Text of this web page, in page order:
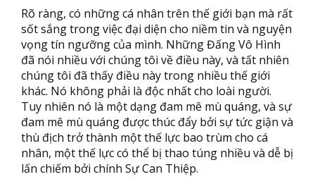
Rõ ràng, có những cá nhân trên thế giới bạn mà rất
sốt sắng trong việc đại diện cho niềm tin và nguyện
vọng tín ngưỡng của mình. Những Đấng Vô Hình
đã nói nhiều với chúng tôi về điều này, và tất nhiên
chúng tôi đã thấy điều này trong nhiều thế giới
khác. Nó không phải là độc nhất cho loài người.
Tuy nhiên nó là một dạng đam mê mù quáng, và sự
đam mê mù quáng được thúc đẩy bởi sự tức giận và
thù địch trở thành một thế lực bao trùm cho cá
nhân, một thế lực có thể bị thao túng nhiều và dễ bị
lấn chiếm bởi chính Sự Can Thiệp.